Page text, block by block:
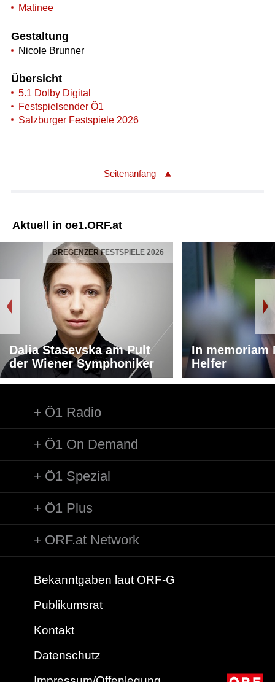
Matinee
Gestaltung
Nicole Brunner
Übersicht
5.1 Dolby Digital
Festspielsender Ö1
Salzburger Festspiele 2026
Seitenanfang
Aktuell in oe1.ORF.at
BREGENZER FESTSPIELE 2026
Dalia Stasevska am Pult
der Wiener Symphoniker
In memoriam
Helfer
Ö1 Radio
Ö1 On Demand
Ö1 Spezial
Ö1 Plus
ORF.at Network
Bekanntgaben laut ORF-G
Publikumsrat
Kontakt
Datenschutz